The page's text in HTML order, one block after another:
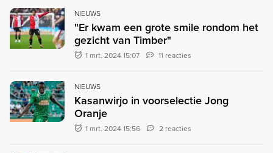
NIEUWS
"Er kwam een grote smile rondom het
gezicht van Timber"
1 mrt. 2024 15:07 11 reacties
NIEUWS
Kasanwirjo in voorselectie Jong
Oranje
1 mrt. 2024 15:56 2 reacties